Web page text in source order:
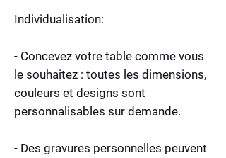
Individualisation:
- Concevez votre table comme vous
le souhaitez : toutes les dimensions,
couleurs et designs sont
personnalisables sur demande.
- Des gravures personnelles peuvent